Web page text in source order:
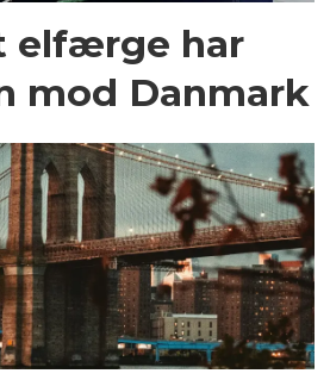
elfærge har
mod Danmark